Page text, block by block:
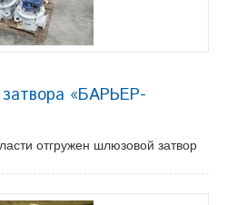
«БАРЬЕР-
отгружен шлюзовой затвор